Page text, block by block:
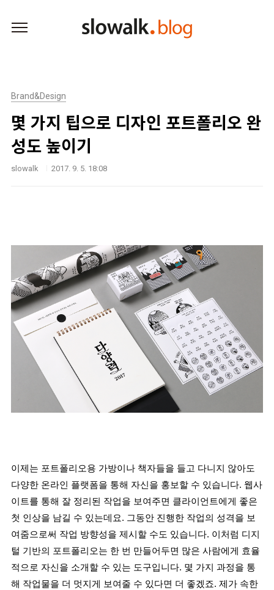
Brand&Design
몇 가지 팁으로 디자인 포트폴리오 완
성도 높이기
slowalk 2017. 9. 5. 18:08
이제는 포트폴리오용 가방이나 책자들을 들고 다니지 않아도
다양한 온라인 플랫폼을 통해 자신을 홍보할 수 있습니다. 웹사
이트를 통해 잘 정리된 작업을 보여주면 클라이언트에게 좋은
첫 인상을 남길 수 있는데요. 그동안 진행한 작업의 성격을 보
여줌으로써 작업 방향성을 제시할 수도 있습니다. 이처럼 디지
털 기반의 포트폴리오는 한 번 만들어두면 많은 사람에게 효율
적으로 자신을 소개할 수 있는 도구입니다. 몇 가지 과정을 통
해 작업물을 더 멋지게 보여줄 수 있다면 더 좋겠죠. 제가 속한